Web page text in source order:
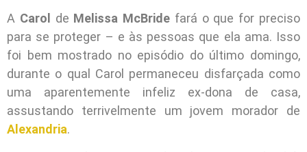
A Carol de Melissa McBride fará o que for preciso
para se proteger – e às pessoas que ela ama. Isso
foi bem mostrado no episódio do último domingo,
durante o qual Carol permaneceu disfarçada como
uma aparentemente infeliz ex-dona de casa,
assustando terrivelmente um jovem morador de
Alexandria.